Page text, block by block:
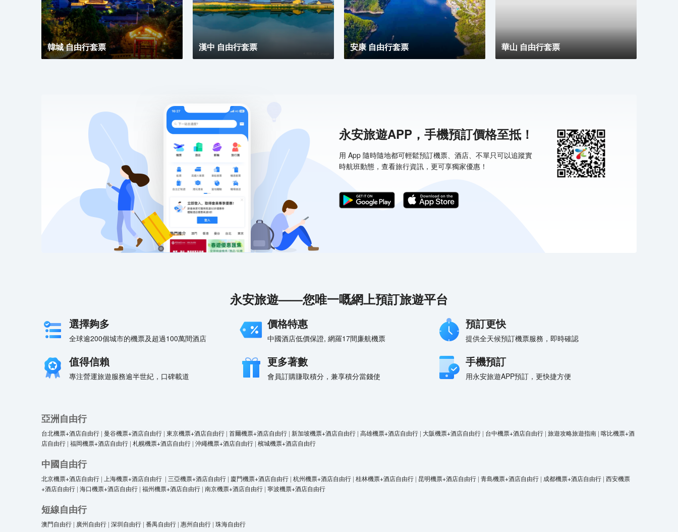
韓城 自由行套票 漢中 自由行套票 安康 自由行套票 華山 自由行套票
永安旅遊APP，手機預訂價格至抵！
用 App 隨時隨地都可輕鬆預訂機票、酒店、不單只可以追蹤實
時航班動態，查看旅行資訊，更可享獨家優惠！
永安旅遊——您唯一嘅網上預訂旅遊平台
選擇夠多
全球逾200個城市的機票及超過100萬間酒店
價格特惠
中國酒店低價保證, 網羅17間廉航機票
預訂更快
提供全天候預訂機票服務，即時確認
值得信賴
專注營運旅遊服務逾半世紀，口碑載道
更多著數
會員訂購賺取積分，兼享積分當錢使
手機預訂
用永安旅遊APP預訂，更快捷方便
亞洲自由行
台北機票+酒店自由行 | 曼谷機票+酒店自由行 | 東京機票+酒店自由行 | 首爾機票+酒店自由行 | 新加坡機票+酒店自由行 | 高雄機票+酒店自由行 | 大阪機票+酒店自由行 | 台中機票+酒店自由行 | 旅遊攻略旅遊指南 | 喀比機票+酒
店自由行 | 福岡機票+酒店自由行 | 札幌機票+酒店自由行 | 沖繩機票+酒店自由行 | 檳城機票+酒店自由行
中國自由行
北京機票+酒店自由行 | 上海機票+酒店自由行 | 三亞機票+酒店自由行 | 廈門機票+酒店自由行 | 杭州機票+酒店自由行 | 桂林機票+酒店自由行 | 昆明機票+酒店自由行 | 青島機票+酒店自由行 | 成都機票+酒店自由行 | 西安機票
+酒店自由行 | 海口機票+酒店自由行 | 福州機票+酒店自由行 | 南京機票+酒店自由行 | 寧波機票+酒店自由行
短線自由行
澳門自由行 | 廣州自由行 | 深圳自由行 | 番禺自由行 | 惠州自由行 | 珠海自由行